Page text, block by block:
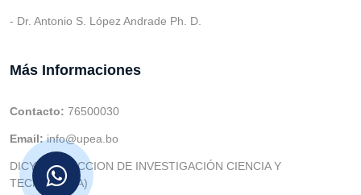
- Dr. Antonio S. López Andrade Ph. D.
Más Informaciones
Contacto: 76500030
Email:info@upea.bo
DICYT (DIRECCION DE INVESTIGACIÓN CIENCIA Y
TECNOLOGIA)